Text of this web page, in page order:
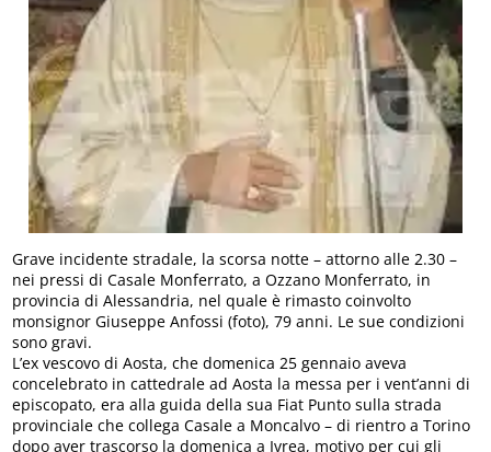
Grave incidente stradale, la scorsa notte – attorno alle 2.30 –
nei pressi di Casale Monferrato, a Ozzano Monferrato, in
provincia di Alessandria, nel quale è rimasto coinvolto
monsignor Giuseppe Anfossi (foto), 79 anni. Le sue condizioni
sono gravi.
L’ex vescovo di Aosta, che domenica 25 gennaio aveva
concelebrato in cattedrale ad Aosta la messa per i vent’anni di
episcopato, era alla guida della sua Fiat Punto sulla strada
provinciale che collega Casale a Moncalvo – di rientro a Torino
dopo aver trascorso la domenica a Ivrea, motivo per cui gli